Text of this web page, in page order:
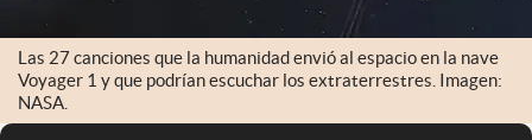
Las 27 canciones que la humanidad envió al espacio en la nave
Voyager 1 y que podrían escuchar los extraterrestres. Imagen:
NASA.